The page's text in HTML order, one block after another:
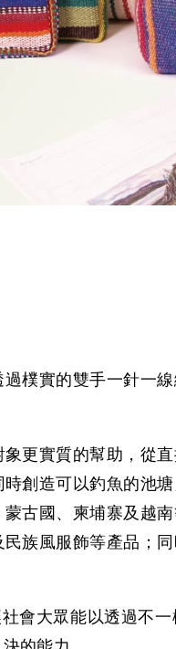
樸實的雙手一針一
更實質的幫助，從
創造可以釣魚的池
古國、柬埔寨及越
族風服飾等產品；
會大眾能以透過不